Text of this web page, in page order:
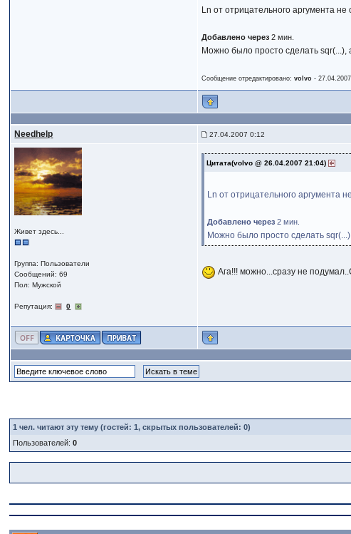
Ln от отрицательного аргумента
Добавлено через2 мин.
Можно было просто сделать sqr(...),
Сообщение отредактировано:volvo -
Needhelp 27.04.2007 0:12
Живет здесь...
Группа: Пользователи
Сообщений: 69
Пол: Мужской
Репутация: 0
Цитата(volvo @ 26.04.2007 21:04)
Ln от отрицательного аргумента
Добавлено через2 мин.
Можно было просто сделать
Ага!!! можно...сразу не
1 чел. читают эту тему (гостей: 1, скрытых пользователей: 0)
Пользователей:0